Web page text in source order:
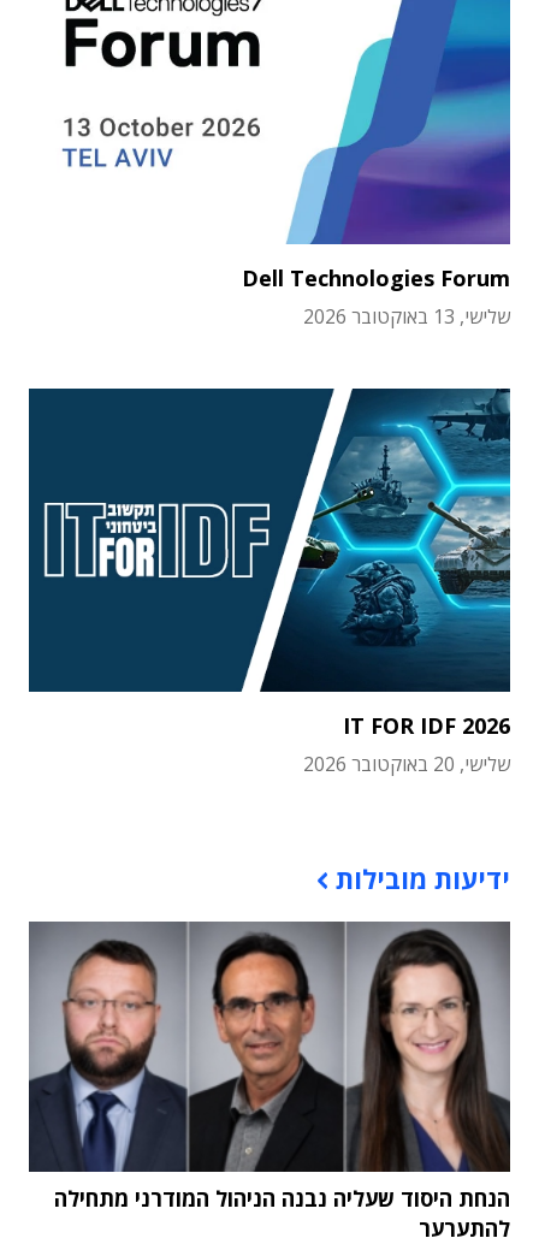
Dell Technologies Forum
שלישי, 13 באוקטובר 2026
IT FOR IDF 2026
שלישי, 20 באוקטובר 2026
ידיעות מובילות
הנחת היסוד שעליה נבנה הניהול המודרני מתחילה
להתערער